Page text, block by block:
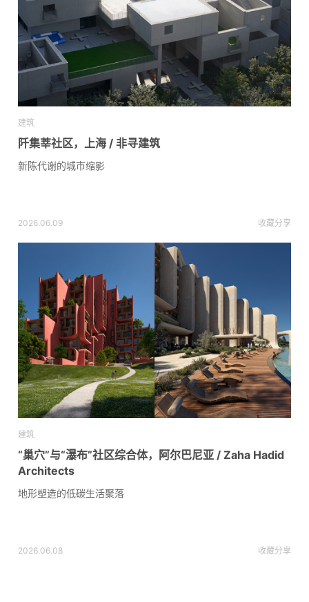
建筑
阡集莘社区，上海 / 非寻建筑
新陈代谢的城市缩影
2026.06.09 收藏分享
建筑
“巢穴”与“瀑布”社区综合体，阿尔巴尼亚 / Zaha Hadid
Architects
地形塑造的低碳生活聚落
2026.06.08 收藏分享